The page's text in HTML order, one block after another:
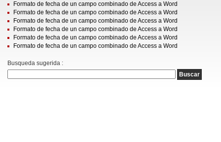
Formato de fecha de un campo combinado de Access a Word
Formato de fecha de un campo combinado de Access a Word
Formato de fecha de un campo combinado de Access a Word
Formato de fecha de un campo combinado de Access a Word
Formato de fecha de un campo combinado de Access a Word
Formato de fecha de un campo combinado de Access a Word
Busqueda sugerida :